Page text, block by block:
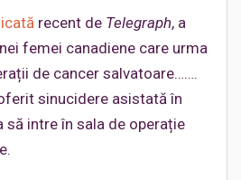
recent de Telegraph, a
femei canadiene care urma
de cancer salvatoare…….
sinucidere asistată în
să intre în sala de operație